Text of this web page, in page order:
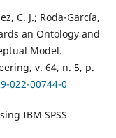
C. J.; Roda-García,
an Ontology and
Model.
v. 64, n. 5, p.
022-00744-0
IBM SPSS